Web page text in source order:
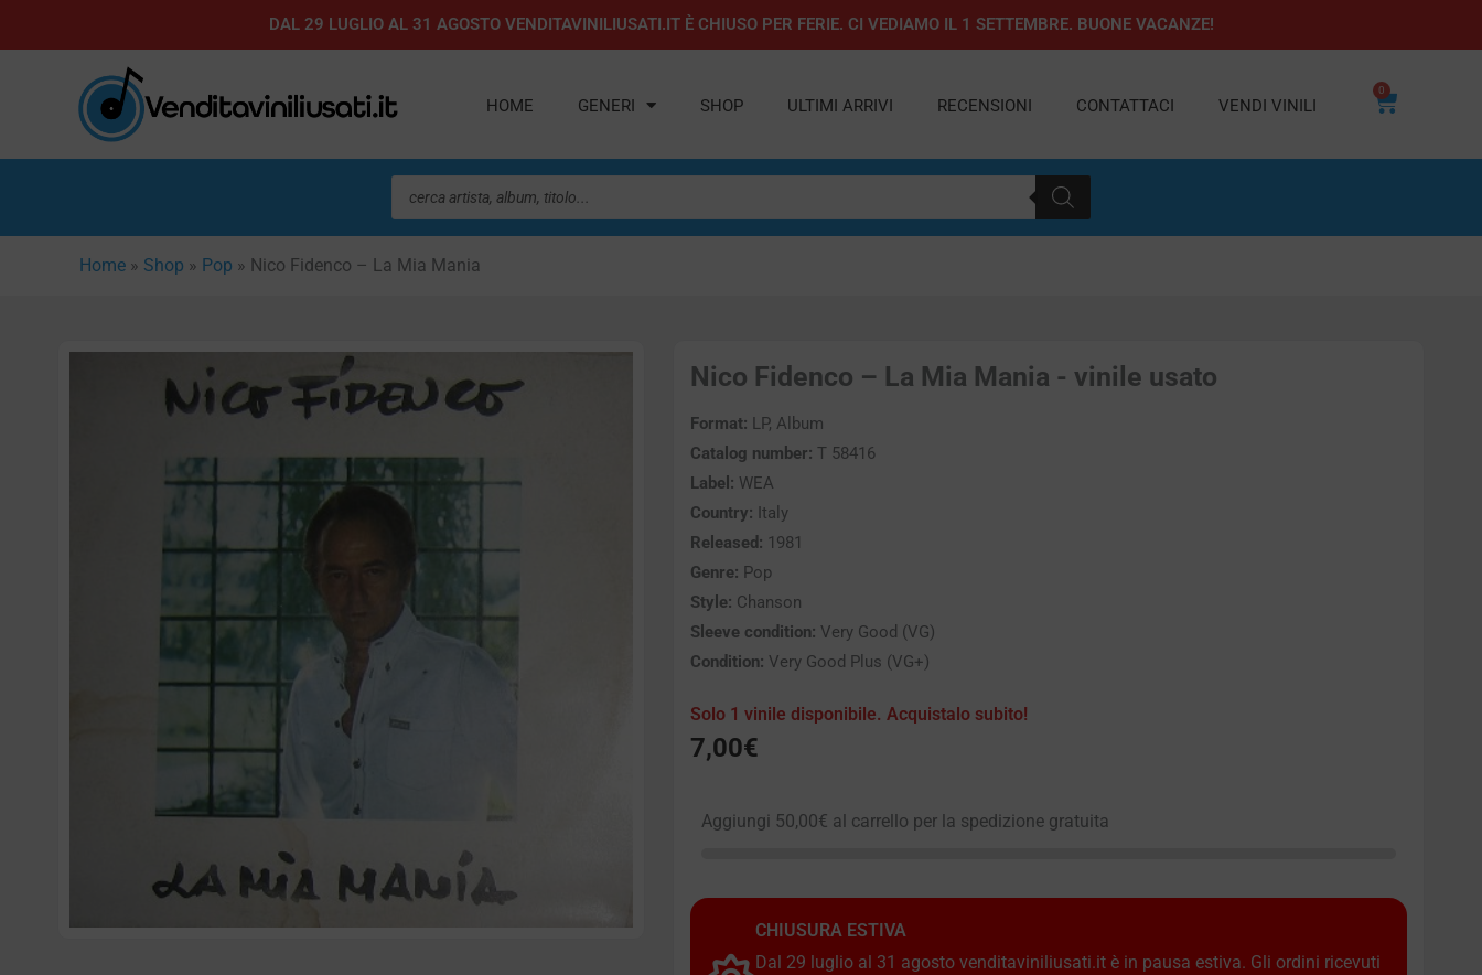
al
DAL 29 LUGLIO AL 31 AGOSTO VENDITAVINILIUSATI.IT È CHIUSO PER FERIE. CI VEDIAMO IL 1 SETTEMBRE. BUONE VACANZE!
HOME GENERI SHOP ULTIMI ARRIVI RECENSIONI CONTATTACI VENDI VINILI
0
Carrello
Ricerca
prodotti
Home » Shop » Pop » Nico Fidenco – La Mia Mania
Nico Fidenco – La Mia Mania - vinile usato
Format: LP, Album
Catalog number: T 58416
Label: WEA
Country: Italy
Released: 1981
Genre: Pop
Style: Chanson
Sleeve condition: Very Good (VG)
Condition: Very Good Plus (VG+)
Solo 1 vinile disponibile. Acquistalo subito!
7,00€
Aggiungi 50,00€ al carrello per la spedizione gratuita
CHIUSURA ESTIVA
Dal 29 luglio al 31 agosto venditaviniliusati.it è in pausa estiva. Gli ordini ricevuti